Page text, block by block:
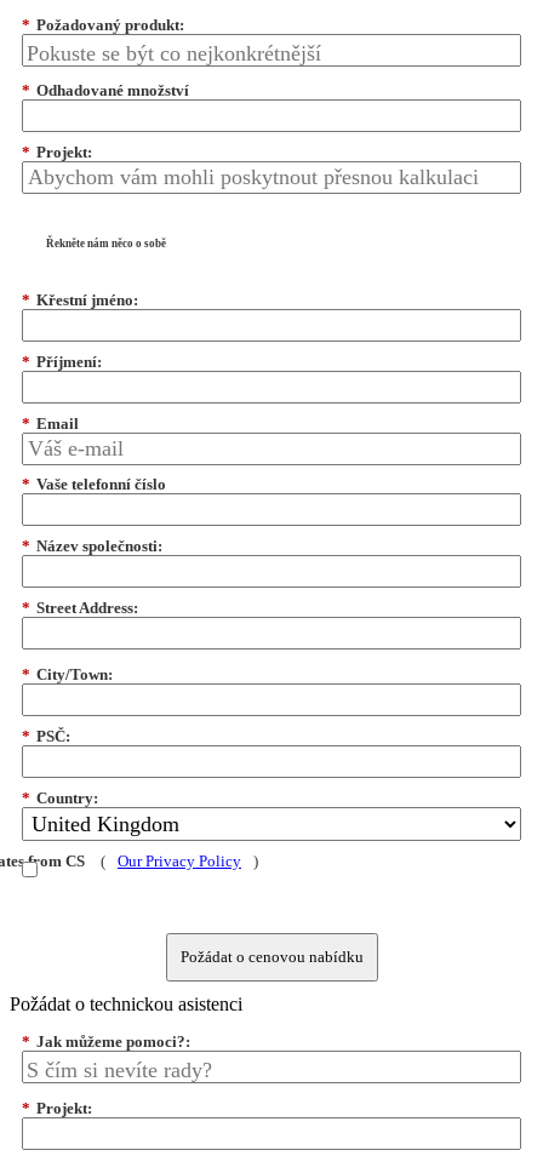
* Požadovaný produkt:
* Odhadované množství
* Projekt:
Řekněte nám něco o sobě
* Křestní jméno:
* Příjmení:
* Email
* Vaše telefonní číslo
* Název společnosti:
* Street Address:
* City/Town:
* PSČ:
* Country:
from CS ( Our Privacy Policy )
Požádat o cenovou nabídku
Požádat o technickou asistenci
* Jak můžeme pomoci?:
* Projekt: